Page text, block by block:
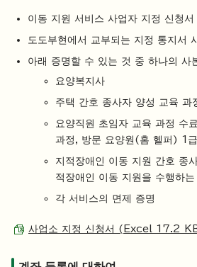
이동 지원 서비스 사업자 지정 신청서
도도부현에서 교부되는 지정 통지서
아래 증명할 수 있는 것 중 하나의 사
요양복지사
주택 간호 종사자 양성 교육
요양직원 초임자 교육 과정 수
과정, 방문 요양원(홈 헬퍼) 1
지적장애인 이동 지원 간호 종
적장애인 이동 지원을 수행하
각 서비스의 면제 증명
사업소 지정 신청서 (Excel 17.2